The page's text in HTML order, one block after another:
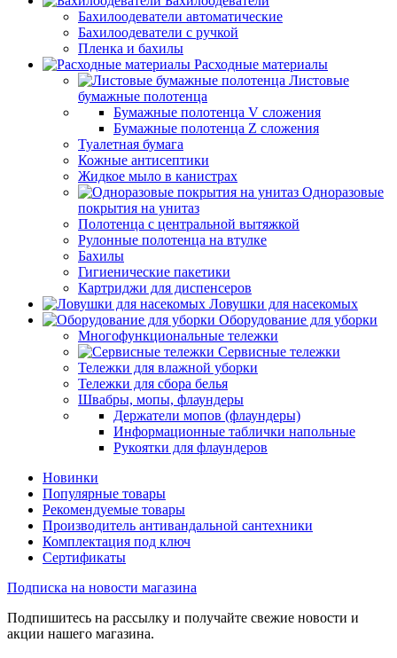
Бахилоодеватели автоматические
Бахилоодеватели с ручкой
Пленка и бахилы
Расходные материалы
Листовые
бумажные полотенца
Бумажные полотенца V сложения
Бумажные полотенца Z сложения
Туалетная бумага
Кожные антисептики
Жидкое мыло в канистрах
Одноразовые
покрытия на унитаз
Полотенца с центральной вытяжкой
Рулонные полотенца на втулке
Бахилы
Гигиенические пакетики
Картриджи для диспенсеров
Ловушки для насекомых
Оборудование для уборки
Многофункциональные тележки
Сервисные тележки
Тележки для влажной уборки
Тележки для сбора белья
Швабры, мопы, флаундеры
Держатели мопов (флаундеры)
Информационные таблички напольные
Рукоятки для флаундеров
Новинки
Популярные товары
Рекомендуемые товары
Производитель антивандальной сантехники
Комплектация под ключ
Сертификаты
Подписка на новости магазина
Подпишитесь на рассылку и получайте свежие новости и
акции нашего магазина.